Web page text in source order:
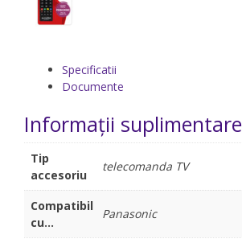
Specificatii
Documente
Informații suplimentare
Tip
accesoriu
telecomanda TV
Compatibil
cu...
Panasonic